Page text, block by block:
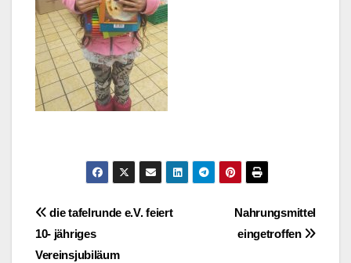
BeitragsnavigationNahrungsmittel
eingetroffen
die tafelrunde e.V. feiert
10- jähriges
Vereinsjubiläum